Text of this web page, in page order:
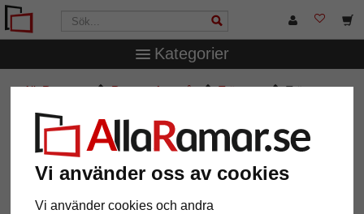
Vi använder oss av cookies
Vi använder cookies och andra
Kategorier
AllaRamar.se Ramar efter mått Träramar
Träram
Träram Karuru måttbeställd